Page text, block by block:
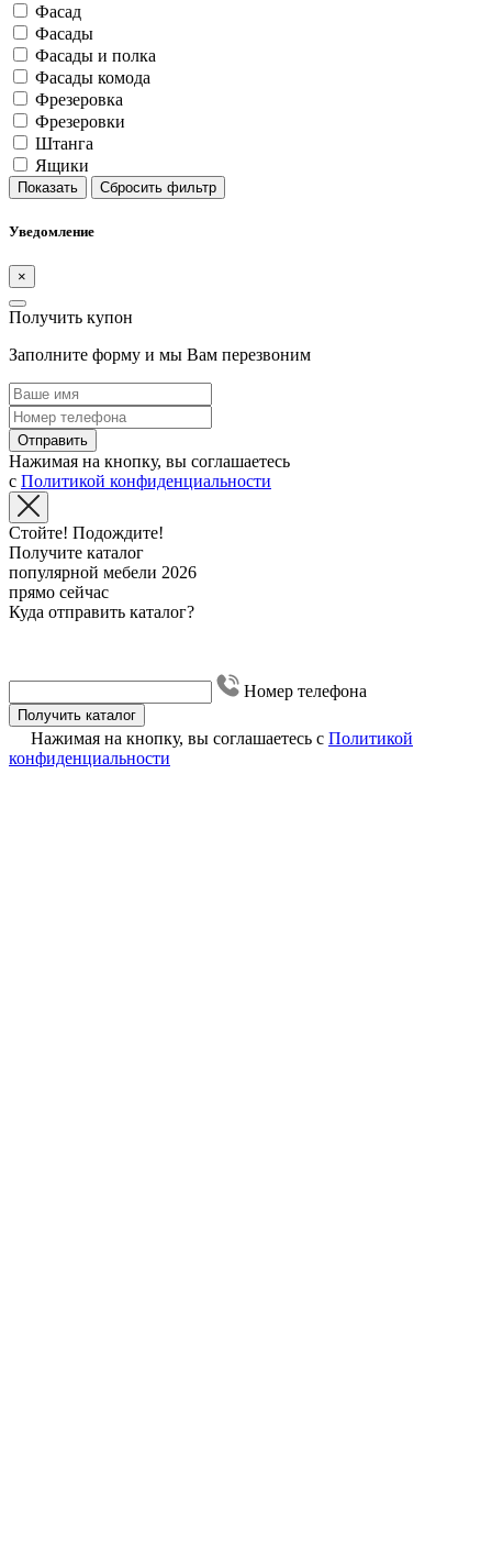
Фасад
Фасады
Фасады и полка
Фасады комода
Фрезеровка
Фрезеровки
Штанга
Ящики
Показать Сбросить фильтр
Уведомление
×
Получить купон
Заполните форму и мы Вам перезвоним
Отправить
Нажимая на кнопку, вы соглашаетесь
с Политикой конфиденциальности
Стойте! Подождите!
Получите каталог
популярной мебели 2026
прямо сейчас
Куда отправить каталог?
Номер телефона
Получить каталог
Нажимая на кнопку, вы соглашаетесь с Политикой
конфиденциальности